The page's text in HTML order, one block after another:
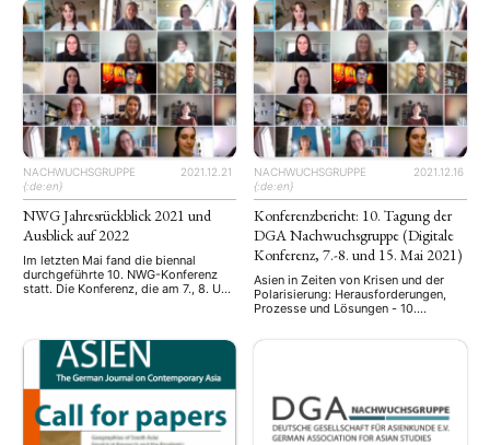
An diesem Wochenende werden wir
offline in Würzburg von Experten
Vorschläge bekommen, sowie
untereinander Erfahrungen
austauschen wie sowohl qualitative
als auch quantitative Forschung
während der Pandemie stattfinden
kann. Der Workshop richtet sich …
NACHWUCHSGRUPPE
2021.12.21
{:de:en}
NWG Jahresrückblick 2021 und
Ausblick auf 2022
Im letzten Mai fand die biennal
durchgeführte 10. NWG-Konferenz
statt. Die Konferenz, die am 7., 8. Und
interdisziplinären Austausch mit
Peers sowie wertvolle Inputs und
Feedbacks seitens etablierter
Forschenden. Den Konferenzbericht,
der in der letzten ASIEN-Ausgabe
(158/159, Januar/April 2021)
erschienen ist, finden Sie unten. …
NACHWUCHSGRUPPE
2021.12.16
{:de:en}
Konferenzbericht: 10. Tagung der
DGA Nachwuchsgruppe (Digitale
Konferenz, 7.-8. und 15. Mai 2021)
Asien in Zeiten von Krisen und der
Polarisierung: Herausforderungen,
Prozesse und Lösungen - 10.
Deutschen Gesellschaft für
Asienkunde (DGA) Bericht von Jan
Ausgabe 158/159, Januar/April 2021
der Zeitschrift ASIEN erschienen)
Aufgrund der Covid-Maßnahmen
fand die alle zwei Jahre organisierte,